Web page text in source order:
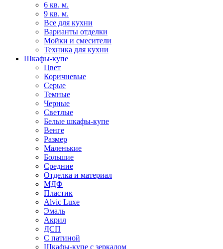
6 кв. м.
9 кв. м.
Все для кухни
Варианты отделки
Мойки и смесители
Техника для кухни
Шкафы-купе
Цвет
Коричневые
Серые
Темные
Черные
Светлые
Белые шкафы-купе
Венге
Размер
Маленькие
Большие
Средние
Отделка и материал
МДФ
Пластик
Alvic Luxe
Эмаль
Акрил
ДСП
С патиной
Шкафы-купе с зеркалом